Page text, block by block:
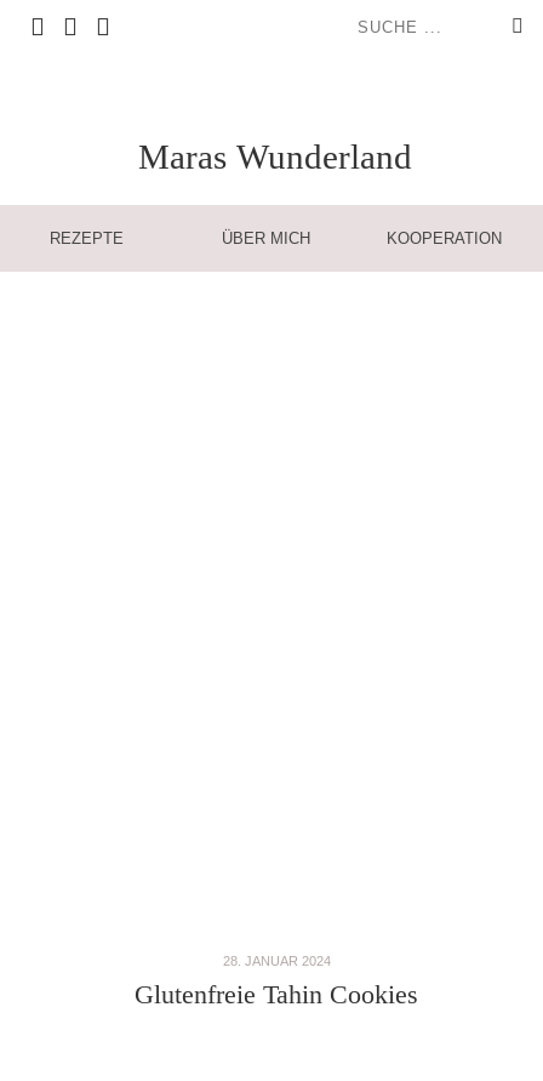
Maras Wunderland
REZEPTE ÜBER MICH KOOPERATION
28. JANUAR 2024
Glutenfreie Tahin Cookies